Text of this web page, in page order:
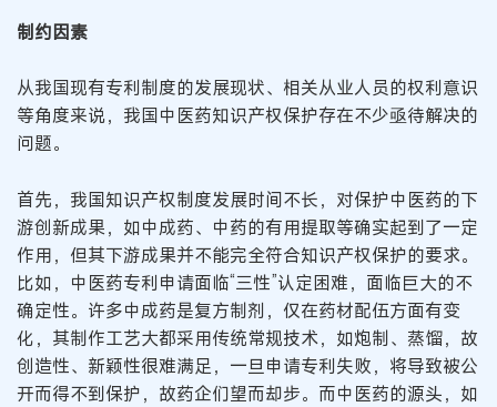
制约因素
从我国现有专利制度的发展现状、相关从业人员的权利意识
等角度来说，我国中医药知识产权保护存在不少亟待解决的
问题。
首先，我国知识产权制度发展时间不长，对保护中医药的下
游创新成果，如中成药、中药的有用提取等确实起到了一定
作用，但其下游成果并不能完全符合知识产权保护的要求。
比如，中医药专利申请面临“三性”认定困难，面临巨大的不
确定性。许多中成药是复方制剂，仅在药材配伍方面有变
化，其制作工艺大都采用传统常规技术，如炮制、蒸馏，故
创造性、新颖性很难满足，一旦申请专利失败，将导致被公
开而得不到保护，故药企们望而却步。而中医药的源头，如